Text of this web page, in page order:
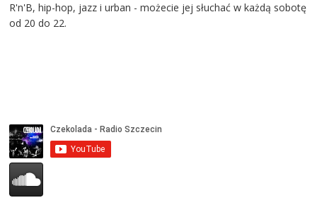
R'n'B, hip-hop, jazz i urban - możecie jej słuchać w każdą sobotę
od 20 do 22.